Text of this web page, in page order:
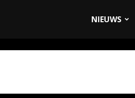
NIEUWS